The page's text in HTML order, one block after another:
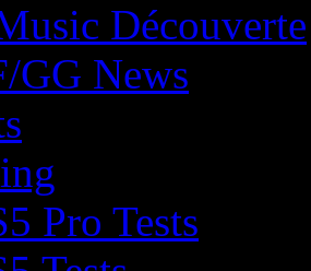
Découverte
GG News
Pro Tests